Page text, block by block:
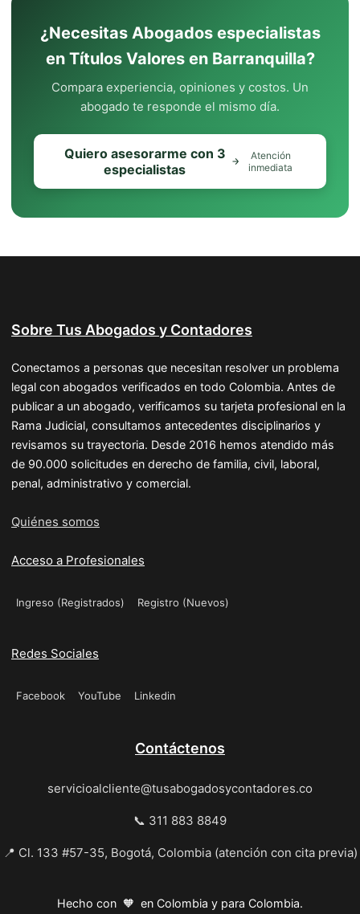
¿Necesitas Abogados especialistas
en Títulos Valores en Barranquilla?
Compara experiencia, opiniones y costos. Un
abogado te responde el mismo día.
Quiero asesorarme con 3
especialistas
Atención
inmediata
Sobre Tus Abogados y Contadores
Conectamos a personas que necesitan resolver un problema
legal con abogados verificados en todo Colombia. Antes de
publicar a un abogado, verificamos su tarjeta profesional en la
Rama Judicial, consultamos antecedentes disciplinarios y
revisamos su trayectoria. Desde 2016 hemos atendido más
de 90.000 solicitudes en derecho de familia, civil, laboral,
penal, administrativo y comercial.
Quiénes somos
Acceso a Profesionales
Ingreso (Registrados) Registro (Nuevos)
Redes Sociales
Facebook YouTube Linkedin
Contáctenos
servicioalcliente@tusabogadosycontadores.co
📞 311 883 8849
📍 Cl. 133 #57-35, Bogotá, Colombia (atención con cita previa)
Hecho con 🧡 en Colombia y para Colombia.